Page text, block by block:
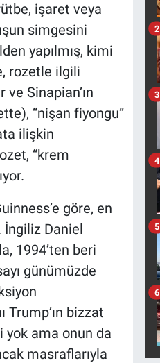
işaret veya
simgesini
yapılmış, kimi
rozetle ilgili
Sinapian’ın
“nişan fiyongu”
ilişkin
“krem
göre, en
İngiliz Daniel
1994’ten beri
günümüzde
Trump’ın bizzat
yok ama onun da
masraflarıyla
2
3
4
5
6